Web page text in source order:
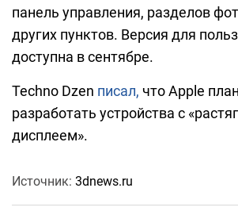
панель управления, разделов
других пунктов. Версия для
доступна в сентябре.
Techno Dzen писал, что Apple
разработать устройства с
дисплеем».
Источник: 3dnews.ru